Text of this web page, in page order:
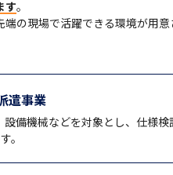
す。
の現場で活躍できる環境が用意
遣事業
備機械などを対象とし、仕様
。